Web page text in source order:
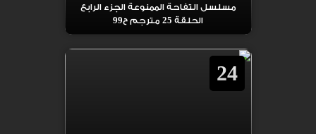
مسلسل التفاحة الممنوعة الجزء الرابع
الحلقة 25 مترجم ح99
24